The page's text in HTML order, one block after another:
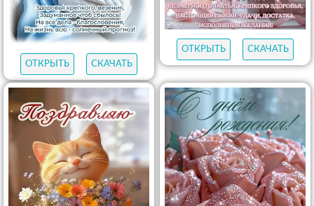
ОТКРЫТЬ СКАЧАТЬ
ОТКРЫТЬ СКАЧАТЬ